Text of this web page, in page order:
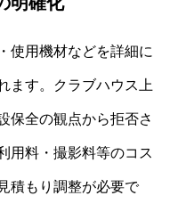
使用機材などを詳細に
ます。クラブハウス上
保全の観点から拒否さ
用料・撮影料等のコス
積もり調整が必要で